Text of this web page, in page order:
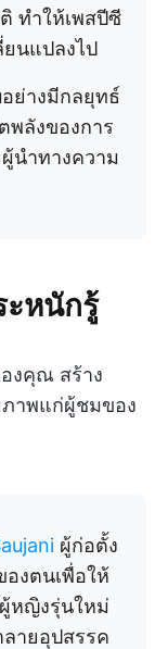
ทำให้เพสปีซี
นแปลงไป
ย่างมีกลยุทธ์
พลังของการ
นำทางความ
ะหนักรู้
งคุณ สร้าง
ภาพแก่ผู้ชมของ
ผู้ก่อตั้ง
งตนเพื่อให้
หญิงรุ่นใหม่
ายอุปสรรค